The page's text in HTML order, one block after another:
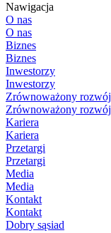
Nawigacja
O nas
O nas
Biznes
Biznes
Inwestorzy
Inwestorzy
Zrównoważony rozwój
Zrównoważony rozwój
Kariera
Kariera
Przetargi
Przetargi
Media
Media
Kontakt
Kontakt
Dobry sąsiad